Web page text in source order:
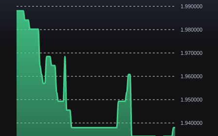
1.990000
1.980000
1.970000
1.960000
1.950000
1.940000